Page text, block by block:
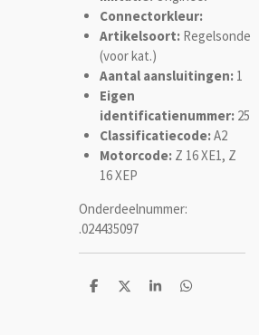
Connectorkleur:
Artikelsoort: Regelsonde
(voor kat.)
Aantal aansluitingen: 1
Eigen
identificatienummer: 25
Classificatiecode:A2
Motorcode: Z 16 XE1, Z
16 XEP
Onderdeelnummer:
.024435097
D
D
S
D